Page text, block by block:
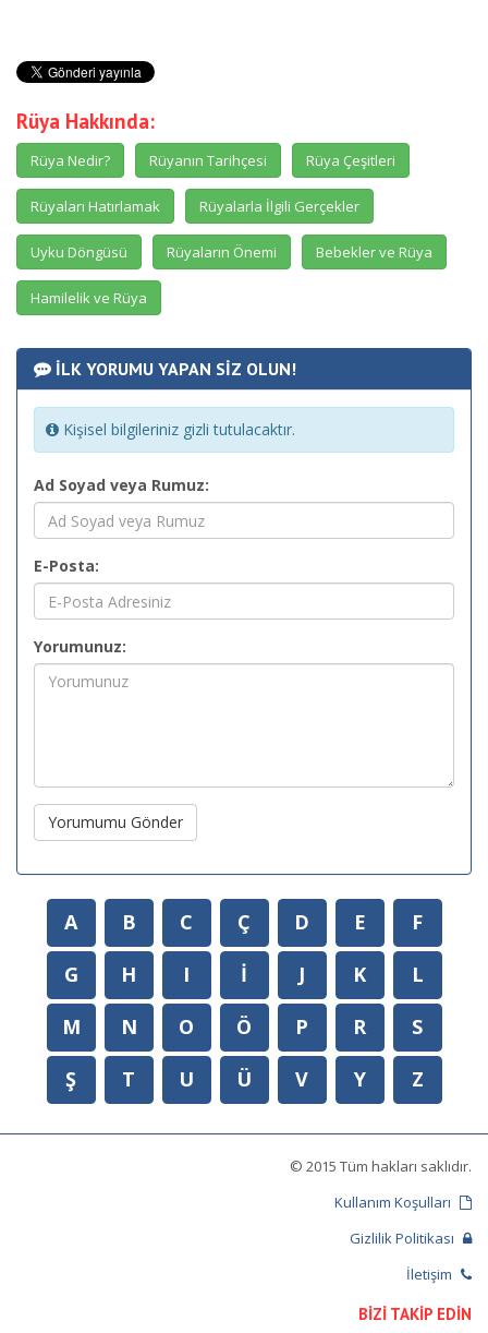
Rüya Hakkında:
Rüya Nedir? Rüyanın Tarihçesi Rüya Çeşitleri
Rüyaları Hatırlamak Rüyalarla İlgili Gerçekler
Uyku Döngüsü Rüyaların Önemi Bebekler ve Rüya
Hamilelik ve Rüya
İLK YORUMU YAPAN SİZ OLUN!
Kişisel bilgileriniz gizli tutulacaktır.
Ad Soyad veya Rumuz:
E-Posta:
Yorumunuz:
Yorumumu Gönder
A B C Ç D E
F
G
H I İ J K
L
M
N O Ö P R
S
Ş
T U Ü V Y Z
© 2015 Tüm hakları saklıdır.
Kullanım Koşulları
Gizlilik Politikası
İletişim
BİZİ TAKİP EDİN